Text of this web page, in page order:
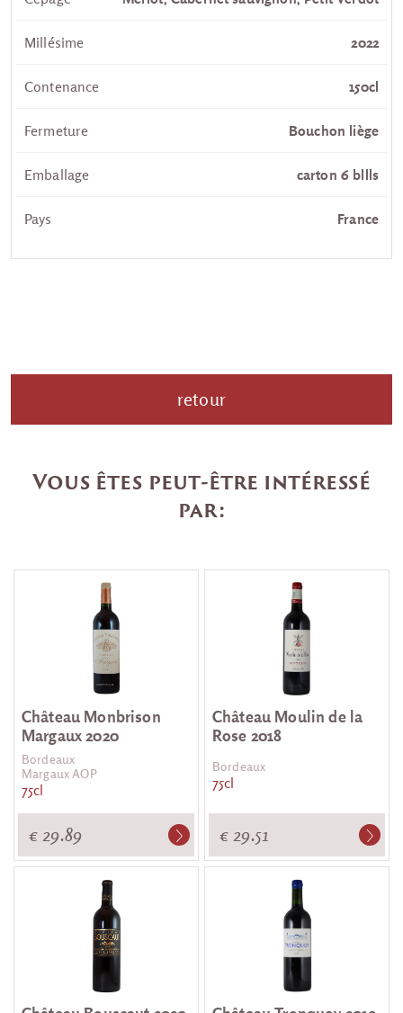
Millésime 2022
Contenance 150cl
Fermeture Bouchon liège
Emballage carton 6 bllls
Pays France
retour
Vous êtes peut-être intéressé
par:
Château Monbrison
Margaux 2020
Bordeaux
Margaux AOP
75cl
€ 29.89
Château Moulin de la
Rose 2018
Bordeaux
75cl
€ 29.51